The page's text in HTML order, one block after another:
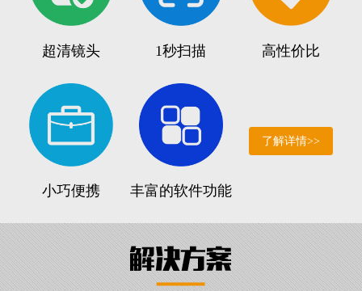
超清镜头 1秒扫描 高性价比
小巧便携 丰富的软件功能
了解详情>>